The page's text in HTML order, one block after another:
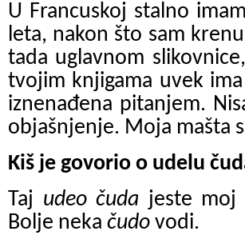
U Francuskoj stalno
leta, nakon što sam
tada uglavnom
tvojim knjigama uvek
iznenađena pitanjem.
objašnjenje. Moja mašta
Kiš je govorio o udelu
Taj udeo čuda jeste
Bolje neka čudo vodi.